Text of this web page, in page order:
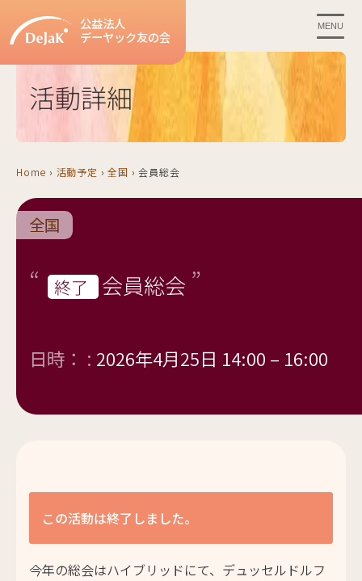
公益法人
デーヤック友の会
MENU
活動詳細
Home › 活動予定 › 全国 › 会員総会
全国
終了 会員総会
日時： : 2026年4月25日 14:00 – 16:00
この活動は終了しました。
今年の総会はハイブリッドにて、デュッセルドルフ